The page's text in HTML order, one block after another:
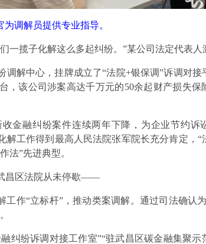
为调解员提供专业指导。
一揽子化解这么多起纠纷。”某公司法定代表人
解中心，挂牌成立了“法院+银保调”诉调对接
，该公司涉案高达千万元的50余起财产损失保
金融纠纷案件连续两年下降，为企业节约诉
解工作得到最高人民法院张军院长充分肯定，“
法”先进典型。
昌区法院从未停歇——
工作“立标杆”，推动类案调解。通过司法确认
纠纷诉调对接工作室”“驻武昌区碳金融集聚示